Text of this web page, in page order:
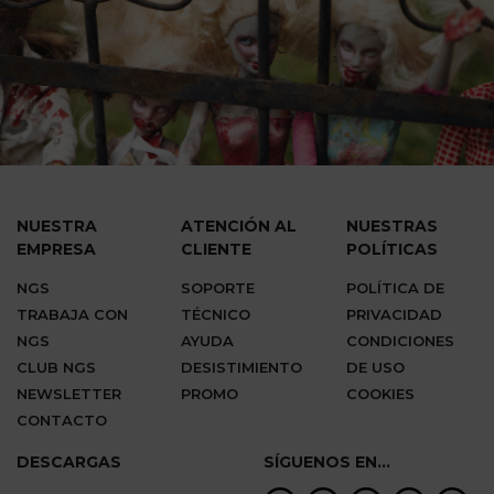
NUESTRA
EMPRESA
NGS
TRABAJA CON
NGS
CLUB NGS
NEWSLETTER
CONTACTO
ATENCIÓN AL
CLIENTE
SOPORTE
TÉCNICO
AYUDA
DESISTIMIENTO
PROMO
NUESTRAS
POLÍTICAS
POLÍTICA DE
PRIVACIDAD
CONDICIONES
DE USO
COOKIES
DESCARGAS SÍGUENOS EN...